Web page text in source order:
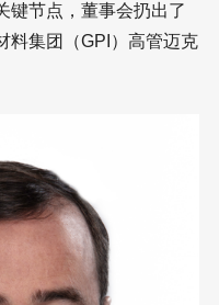
键节点，董事会扔出了
料集团（GPI）高管迈克